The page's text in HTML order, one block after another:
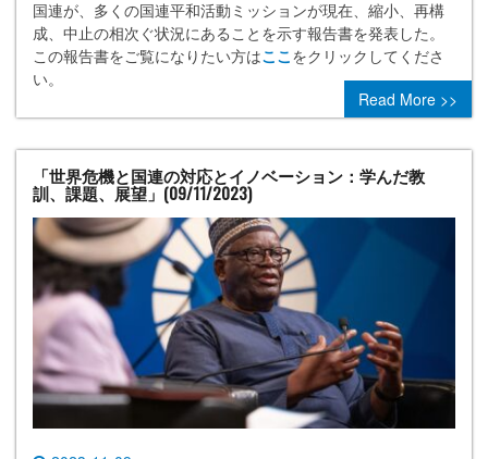
国連が、多くの国連平和活動ミッションが現在、縮小、再構
成、中止の相次ぐ状況にあることを示す報告書を発表した。
この報告書をご覧になりたい方はここをクリックしてくださ
い。
Read More >>
「世界危機と国連の対応とイノベーション：学んだ教
訓、課題、展望」(09/11/2023)